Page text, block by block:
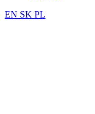
EN SK PL